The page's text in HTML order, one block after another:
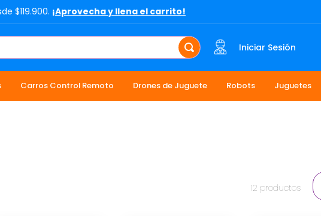
$119.900. ¡Aprovecha y llena el carrito!
Iniciar Sesión
Carros Control Remoto Drones de Juguete Robots Juguetes
12 productos